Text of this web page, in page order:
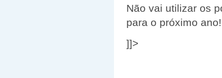
Não vai utilizar os
para o próximo ano!
]]>